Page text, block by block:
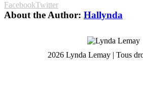
FacebookTwitter
About the Author: Hallynda
2026 Lynda Lemay | Tous